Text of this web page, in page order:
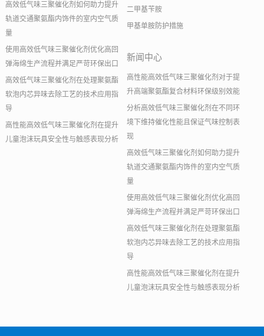
高效低气味三聚催化剂如何助力提升
轨道交通聚氨酯内饰件的室内空气质
量
使用高效低气味三聚催化剂优化高回
弹海绵生产流程并满足严苛环保出口
高效低气味三聚催化剂在处理聚氨酯
软泡内芯异味去除工艺的技术应用指
导
高性能高效低气味三聚催化剂在提升
儿童泡沫玩具安全性与触感表现分析
二甲基苄胺
甲基单胺防护措施
新闻中心
高性能高效低气味三聚催化剂对于提
升高端聚氨酯复合材料环保级别效能
分析高效低气味三聚催化剂在不同环
境下维持催化性能且保证气味控制表
现
高效低气味三聚催化剂如何助力提升
轨道交通聚氨酯内饰件的室内空气质
量
使用高效低气味三聚催化剂优化高回
弹海绵生产流程并满足严苛环保出口
高效低气味三聚催化剂在处理聚氨酯
软泡内芯异味去除工艺的技术应用指
导
高性能高效低气味三聚催化剂在提升
儿童泡沫玩具安全性与触感表现分析